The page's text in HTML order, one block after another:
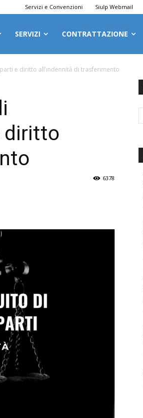
Servizi e Convenzioni Siulp Webmail
SERVIZI CONTRATTAZIONE
e diritto all’indennità di trasferimento
diritto
6378